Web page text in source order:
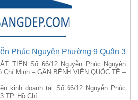
Phúc Nguyên Phường 9 Quận 3
TIỀN Số 66/12 Nguyễn Phúc Nguyên
Chí Minh – GẦN BỆNH VIỆN QUỐC TẾ –
kinh doanh tại Số 66/12 Nguyễn Phúc
TP. Hồ Chí...